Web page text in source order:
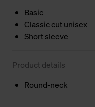
Basic
Classic cut unisex
Short sleeve
Product details
Round-neck